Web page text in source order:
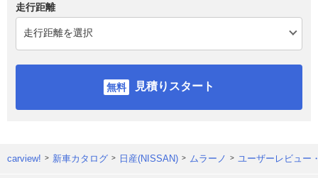
走行距離
見積りスタート
carview! 新車カタログ 日産(NISSAN) ムラーノ ユーザーレビュー